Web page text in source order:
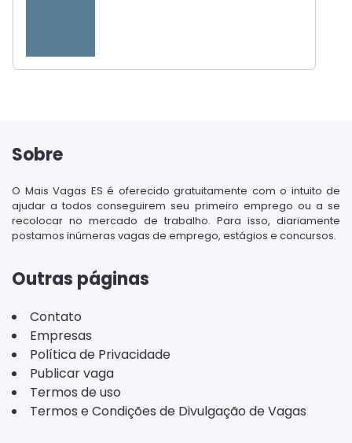
Sobre
O Mais Vagas ES é oferecido gratuitamente com o intuito de
ajudar a todos conseguirem seu primeiro emprego ou a se
recolocar no mercado de trabalho. Para isso, diariamente
postamos inúmeras vagas de emprego, estágios e concursos.
Outras páginas
Contato
Empresas
Política de Privacidade
Publicar vaga
Termos de uso
Termos e Condições de Divulgação de Vagas